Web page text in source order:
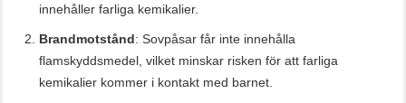
innehåller farliga kemikalier.
Brandmotstånd: Sovpåsar får inte innehålla
flamskyddsmedel, vilket minskar risken för att farliga
kemikalier kommer i kontakt med barnet.